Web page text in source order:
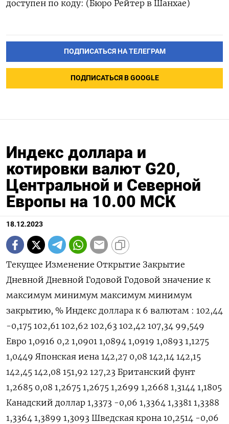
доступен по коду: (Бюро Рейтер в Шанхае)
ПОДПИСАТЬСЯ НА ТЕЛЕГРАМ
ПОДПИСАТЬСЯ В GOOGLE
Индекс доллара и
котировки валют G20,
Центральной и Северной
Европы на 10.00 МСК
18.12.2023
Текущее Изменение Открытие Закрытие
Дневной Дневной Годовой Годовой значение к
максимум минимум максимум минимум
закрытию, % Индекс доллара к 6 валютам : 102,44
-0,175 102,61 102,62 102,63 102,42 107,34 99,549
Евро 1,0916 0,2 1,0901 1,0894 1,0919 1,0893 1,1275
1,0449 Японская иена 142,27 0,08 142,14 142,15
142,45 142,08 151,92 127,23 Британский фунт
1,2685 0,08 1,2675 1,2675 1,2699 1,2668 1,3144 1,1805
Канадский доллар 1,3373 -0,06 1,3364 1,3381 1,3388
1,3364 1,3899 1,3093 Шведская крона 10,2514 -0,06